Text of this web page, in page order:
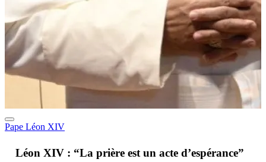
Pape Léon XIV
Léon XIV : “La prière est un acte d’espérance”